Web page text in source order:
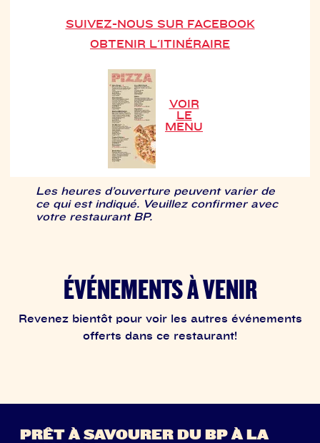
SUIVEZ-NOUS SUR FACEBOOK
OBTENIR L'ITINÉRAIRE
VOIR
LE
MENU
Les heures d’ouverture peuvent varier de
ce qui est indiqué. Veuillez confirmer avec
votre restaurant BP.
ÉVÉNEMENTS À VENIR
Revenez bientôt pour voir les autres événements
offerts dans ce restaurant!
PRÊT À SAVOURER DU BP À LA